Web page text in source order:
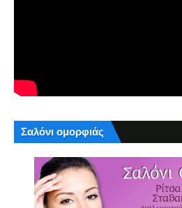
Σαλόνι ομορφιάς